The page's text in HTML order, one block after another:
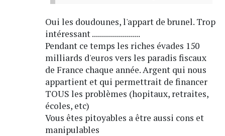
Oui les doudounes, l'appart de brunel. Trop
intéressant ........................
Pendant ce temps les riches évades 150
milliards d'euros vers les paradis fiscaux
de France chaque année. Argent qui nous
appartient et qui permettrait de financer
TOUS les problèmes (hopitaux, retraites,
écoles, etc)
Vous êtes pitoyables a être aussi cons et
manipulables